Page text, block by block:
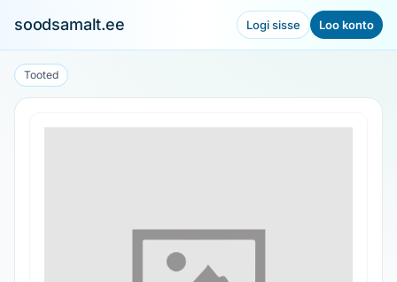
soodsamalt.ee Logi sisse Loo konto
Tooted